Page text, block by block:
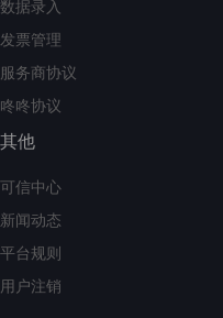
数据录入
发票管理
服务商协议
咚咚协议
其他
可信中心
新闻动态
平台规则
用户注销